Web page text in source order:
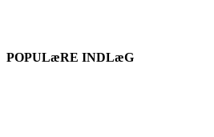
POPULæRE INDLæG